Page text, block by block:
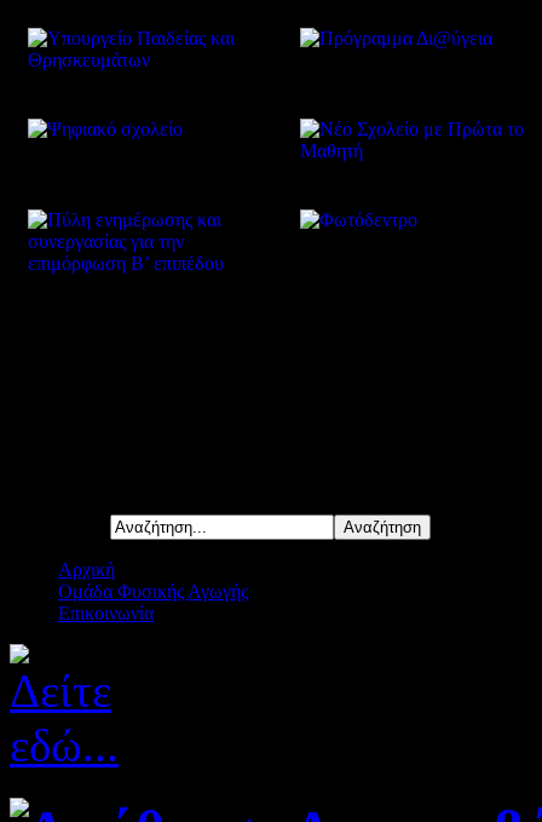
Αρχική
Ομάδα Φυσικής Αγωγής
Επικοινωνία